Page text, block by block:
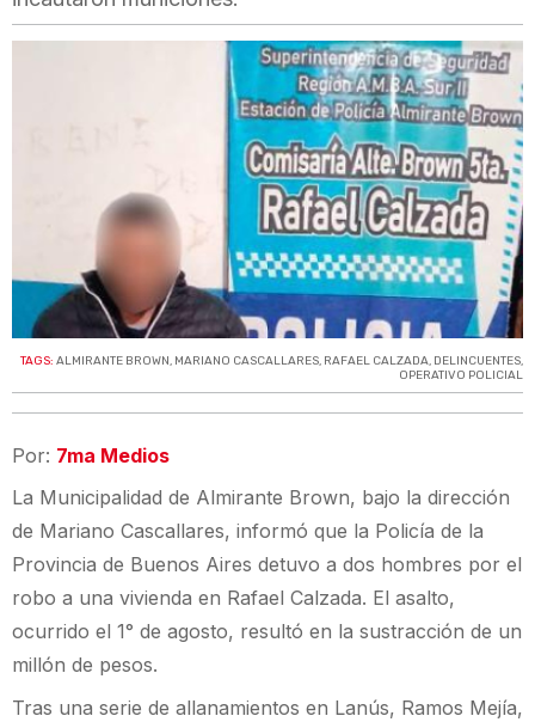
TAGS: ALMIRANTE BROWN, MARIANO CASCALLARES, RAFAEL CALZADA, DELINCUENTES,
OPERATIVO POLICIAL
Por: 7ma Medios
La Municipalidad de Almirante Brown, bajo la dirección
de Mariano Cascallares, informó que la Policía de la
Provincia de Buenos Aires detuvo a dos hombres por el
robo a una vivienda en Rafael Calzada. El asalto,
ocurrido el 1° de agosto, resultó en la sustracción de un
millón de pesos.
Tras una serie de allanamientos en Lanús, Ramos Mejía,